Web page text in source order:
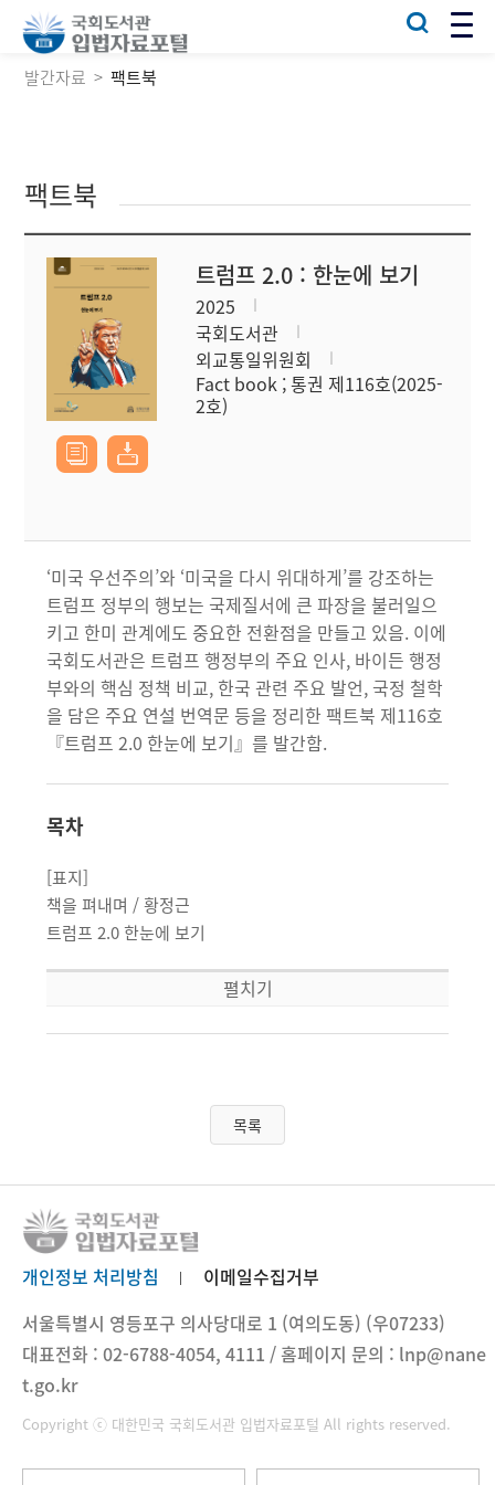
발간자료 팩트북
팩트북
트럼프 2.0 : 한눈에 보기
2025
국회도서관
외교통일위원회
Fact book ; 통권 제116호(2025-
2호)
‘미국 우선주의’와 ‘미국을 다시 위대하게’를 강조하는
트럼프 정부의 행보는 국제질서에 큰 파장을 불러일으
키고 한미 관계에도 중요한 전환점을 만들고 있음. 이에
국회도서관은 트럼프 행정부의 주요 인사, 바이든 행정
부와의 핵심 정책 비교, 한국 관련 주요 발언, 국정 철학
을 담은 주요 연설 번역문 등을 정리한 팩트북 제116호
『트럼프 2.0 한눈에 보기』를 발간함.
목차
[표지]
책을 펴내며 / 황정근
트럼프 2.0 한눈에 보기
가. 학력 24
2. 생애 및 가족관계 31
가. 성장 과정 31
나. 가족 관계 36
3. 정치 이력 41
가. 정치 입문 41
나. 제45대 대통령 선거 출마 및 당선 42
다. 제45대 대통령 43
라. 제46대 대통령 선거 낙선 46
바. 제47대 대통령 선거 출마 및 당선 49
펼치기
목록
개인정보 처리방침
이메일수집거부
서울특별시 영등포구 의사당대로 1 (여의도동) (우07233)
대표전화 : 02-6788-4054, 4111 / 홈페이지 문의 : lnp@nane
t.go.kr
Copyright ⓒ 대한민국 국회도서관 입법자료포털 All rights reserved.